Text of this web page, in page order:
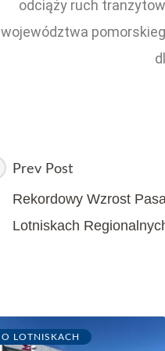
odciąży ruch
województwa
Prev Post
Rekordowy Wzrost
Lotniskach
O LOTNISKACH